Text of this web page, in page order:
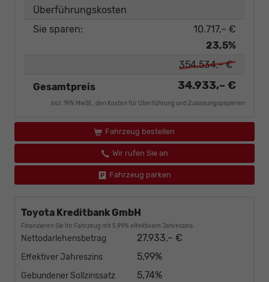
Überführungskosten
Sie sparen:
10.717,– €
23,5%
354.534,– €
Gesamtpreis
34.933,– €
incl. 19% MwSt., den Kosten für Überführung und Zulassungspapieren
Fahrzeug bestellen
Wir rufen Sie an
Fahrzeug parken
Toyota Kreditbank GmbH
Finanzieren Sie Ihr Fahrzeug mit 5,99% effektivem Jahreszins.
Nettodarlehensbetrag 27.933,– €
Effektiver Jahreszins 5,99%
Gebundener Sollzinssatz 5,74%